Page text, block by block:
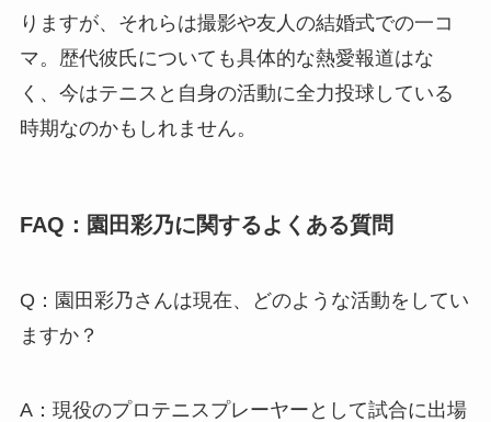
りますが、それらは撮影や友人の結婚式での一コ
マ。歴代彼氏についても具体的な熱愛報道はな
く、今はテニスと自身の活動に全力投球している
時期なのかもしれません。
FAQ：園田彩乃に関するよくある質問
Q：園田彩乃さんは現在、どのような活動をしてい
ますか？
A：現役のプロテニスプレーヤーとして試合に出場